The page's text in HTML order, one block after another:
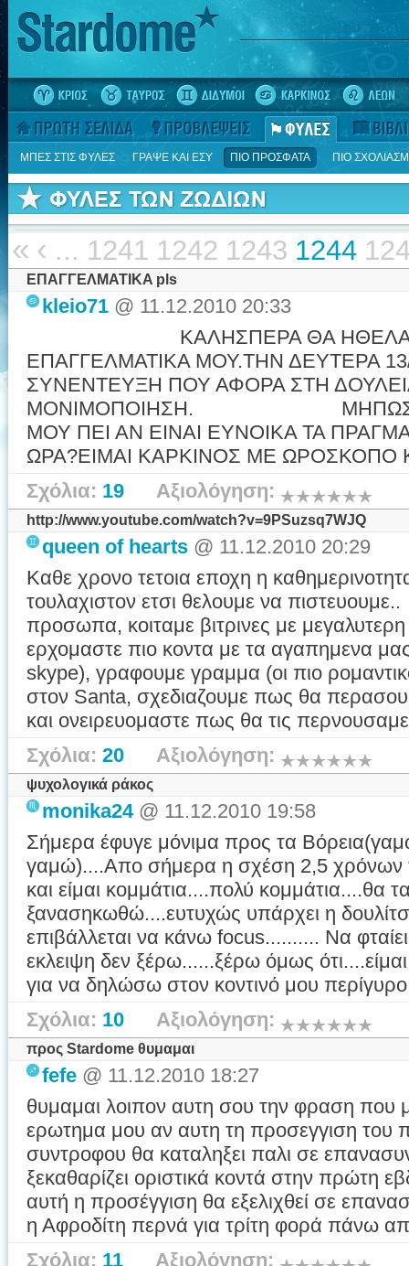
ΜΠΕΣ ΣΤΙΣ ΦΥΛΕΣ ΓΡΑΨΕ ΚΑΙ ΕΣΥ ΠΙΟ ΠΡΟΣΦΑΤΑ ΠΙΟ
« ‹ ... 1241 1242 1243 1244
ΕΠΑΓΓΕΛΜΑΤΙΚA pls
kleio71 @ 11.12.2010 20:33
ΚΑΛΗΣΠΕΡΑ ΘΑ ΗΘΕΛΑ ΝΑ
ΕΠΑΓΓΕΛΜΑΤΙΚΑ ΜΟΥ.ΤΗΝ ΔΕΥΤΕΡΑ
ΣΥΝΕΝΤΕΥΞΗ ΠΟΥ ΑΦΟΡΑ ΣΤΗ
ΜΟΝΙΜΟΠΟΙΗΣΗ. ΜΗΠΩΣ
ΜΟΥ ΠΕΙ ΑΝ ΕΙΝΑΙ ΕΥΝΟΙΚΑ ΤΑ
ΩΡΑ?ΕΙΜΑΙ ΚΑΡΚΙΝΟΣ ΜΕ
Σχόλια: 19 Αξιολόγηση:
http://www.youtube.com/watch?v=9PSuzsq7WJQ
queen of hearts @ 11.12.2010 20:29
Καθε χρονο τετοια εποχη η
τουλαχιστον ετσι θελουμε να
προσωπα, κοιταμε βιτρινες με
ερχομαστε πιο κοντα με τα αγαπημενα
skype), γραφουμε γραμμα (οι πιο
στον Santa, σχεδιαζουμε πως θα
και ονειρευομαστε πως θα τις
Σχόλια: 20 Αξιολόγηση:
ψυχολογικά ράκος
monika24@ 11.12.2010 19:58
Σήμερα έφυγε μόνιμα προς τα
γαμώ)....Απο σήμερα η σχέση 2,5 χρόνων
και είμαι κομμάτια....πολύ κομμάτια....θα
ξανασηκωθώ....ευτυχώς υπάρχει η
επιβάλλεται να κάνω focus.......... Να
εκλειψη δεν ξέρω......ξέρω όμως
για να δηλώσω στον κοντινό μου περίγυρο
Σχόλια: 10 Αξιολόγηση:
προς Stardome θυμαμαι
fefe @ 11.12.2010 18:27
θυμαμαι λοιπον αυτη σου την φραση που
ερωτημα μου αν αυτη τη προσεγγιση του
συντροφου θα καταληξει παλι σε
ξεκαθαρίζει οριστικά κοντά στην πρώτη
αυτή η προσέγγιση θα εξελιχθεί σε
η Αφροδίτη περνά για τρίτη φορά πάνω
Σχόλια: 11 Αξιολόγηση: